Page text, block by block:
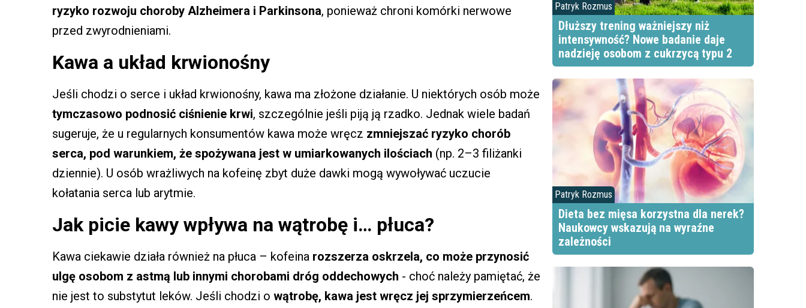
ryzyko rozwoju choroby Alzheimera i Parkinsona, ponieważ chroni komórki nerwowe
przed zwyrodnieniami.
Kawa a układ krwionośny
Jeśli chodzi o serce i układ krwionośny, kawa ma złożone działanie. U niektórych osób może
tymczasowo podnosić ciśnienie krwi, szczególnie jeśli piją ją rzadko. Jednak wiele badań
sugeruje, że u regularnych konsumentów kawa może wręcz zmniejszać ryzyko chorób
serca, pod warunkiem, że spożywana jest w umiarkowanych ilościach (np. 2–3 filiżanki
dziennie). U osób wrażliwych na kofeinę zbyt duże dawki mogą wywoływać uczucie
kołatania serca lub arytmie.
Jak picie kawy wpływa na wątrobę i… płuca?
Kawa ciekawie działa również na płuca – kofeina rozszerza oskrzela, co może przynosić
ulgę osobom z astmą lub innymi chorobami dróg oddechowych - choć należy pamiętać, że
nie jest to substytut leków. Jeśli chodzi o wątrobę, kawa jest wręcz jej sprzymierzeńcem.
Patryk Rozmus
Dłuższy trening ważniejszy niż
intensywność? Nowe badanie daje
nadzieję osobom z cukrzycą typu 2
Patryk Rozmus
Dieta bez mięsa korzystna dla nerek?
Naukowcy wskazują na wyraźne
zależności